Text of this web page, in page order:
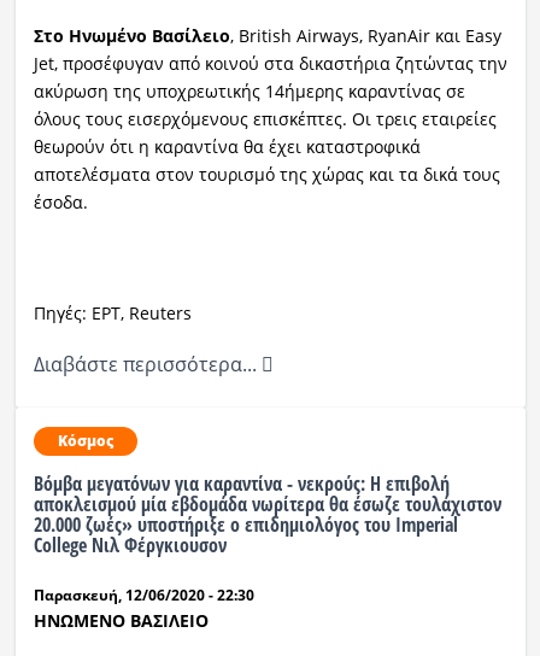
Στο Ηνωμένο Βασίλειο, British Airways, RyanAir και Easy
Jet, προσέφυγαν από κοινού στα δικαστήρια ζητώντας την
ακύρωση της υποχρεωτικής 14ήμερης καραντίνας σε
όλους τους εισερχόμενους επισκέπτες. Οι τρεις εταιρείες
θεωρούν ότι η καραντίνα θα έχει καταστροφικά
αποτελέσματα στον τουρισμό της χώρας και τα δικά τους
έσοδα.
Πηγές: ΕΡΤ, Reuters
Διαβάστε περισσότερα...
Κόσμος
Βόμβα μεγατόνων για καραντίνα - νεκρούς: Η επιβολή
αποκλεισμού μία εβδομάδα νωρίτερα θα έσωζε τουλάχιστον
20.000 ζωές» υποστήριξε ο επιδημιολόγος του Imperial
College Νιλ Φέργκιουσον
Παρασκευή, 12/06/2020 - 22:30
ΗΝΩΜΕΝΟ ΒΑΣΙΛΕΙΟ